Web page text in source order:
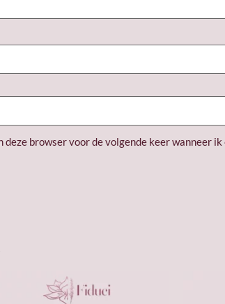
browser voor de volgende keer wanneer